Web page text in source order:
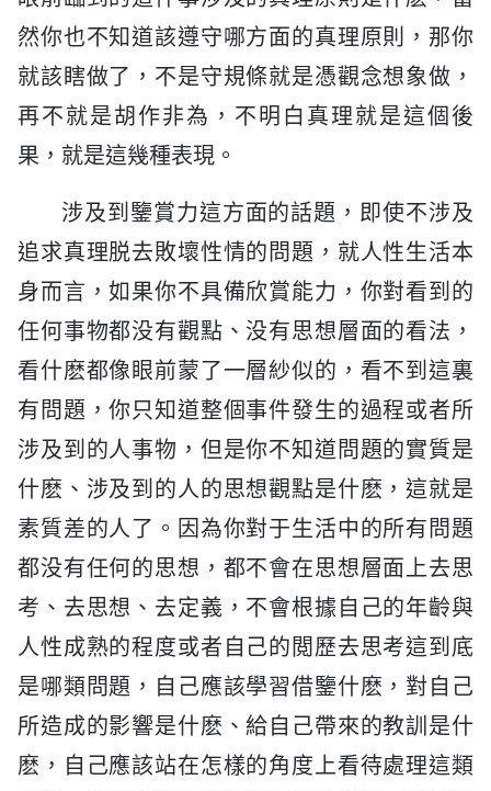
然你也不知道該遵守哪方面的真理原則，那你
就該瞎做了，不是守規條就是憑觀念想象做，
再不就是胡作非為，不明白真理就是這個後
果，就是這幾種表現。
涉及到鑒賞力這方面的話題，即使不涉及
追求真理脱去敗壞性情的問題，就人性生活本
身而言，如果你不具備欣賞能力，你對看到的
任何事物都没有觀點、没有思想層面的看法，
看什麽都像眼前蒙了一層紗似的，看不到這裏
有問題，你只知道整個事件發生的過程或者所
涉及到的人事物，但是你不知道問題的實質是
什麽、涉及到的人的思想觀點是什麽，這就是
素質差的人了。因為你對于生活中的所有問題
都没有任何的思想，都不會在思想層面上去思
考、去思想、去定義，不會根據自己的年齡與
人性成熟的程度或者自己的閲歷去思考這到底
是哪類問題，自己應該學習借鑒什麽，對自己
所造成的影響是什麽、給自己帶來的教訓是什
麽，自己應該站在怎樣的角度上看待處理這類